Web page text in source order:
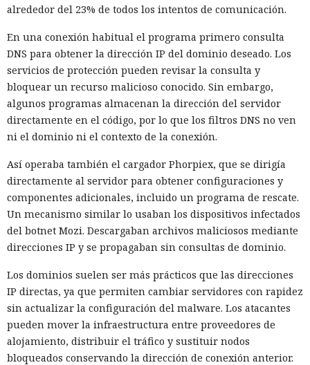
alrededor del 23% de todos los intentos de comunicación.
En una conexión habitual el programa primero consulta
DNS para obtener la dirección IP del dominio deseado. Los
servicios de protección pueden revisar la consulta y
bloquear un recurso malicioso conocido. Sin embargo,
algunos programas almacenan la dirección del servidor
directamente en el código, por lo que los filtros DNS no ven
ni el dominio ni el contexto de la conexión.
Así operaba también el cargador Phorpiex, que se dirigía
directamente al servidor para obtener configuraciones y
componentes adicionales, incluido un programa de rescate.
Un mecanismo similar lo usaban los dispositivos infectados
del botnet Mozi. Descargaban archivos maliciosos mediante
direcciones IP y se propagaban sin consultas de dominio.
Los dominios suelen ser más prácticos que las direcciones
IP directas, ya que permiten cambiar servidores con rapidez
sin actualizar la configuración del malware. Los atacantes
pueden mover la infraestructura entre proveedores de
alojamiento, distribuir el tráfico y sustituir nodos
bloqueados conservando la dirección de conexión anterior.